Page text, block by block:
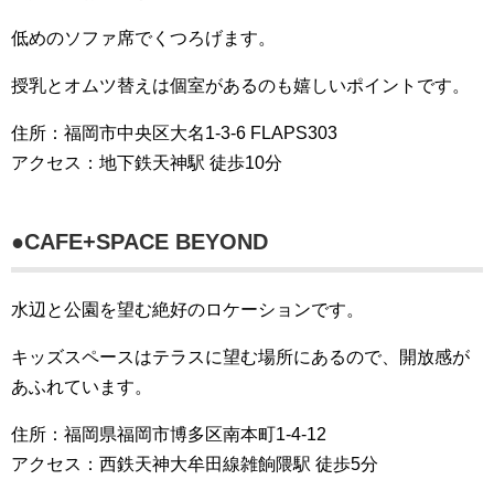
低めのソファ席でくつろげます。
授乳とオムツ替えは個室があるのも嬉しいポイントです。
住所：福岡市中央区大名1-3-6 FLAPS303
アクセス：地下鉄天神駅 徒歩10分
●CAFE+SPACE BEYOND
水辺と公園を望む絶好のロケーションです。
キッズスペースはテラスに望む場所にあるので、開放感が
あふれています。
住所：福岡県福岡市博多区南本町1-4-12
アクセス：西鉄天神大牟田線雑餉隈駅 徒歩5分